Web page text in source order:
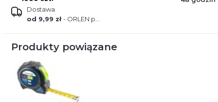
Dostawa
od 9,99 zł- ORLEN paczka
Produkty powiązane